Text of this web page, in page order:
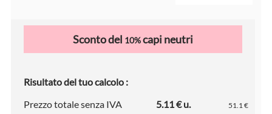
Sconto del 10%capi neutri
Risultato del tuo calcolo :
Prezzo totale senza IVA
5.11 € u. 51.1 €